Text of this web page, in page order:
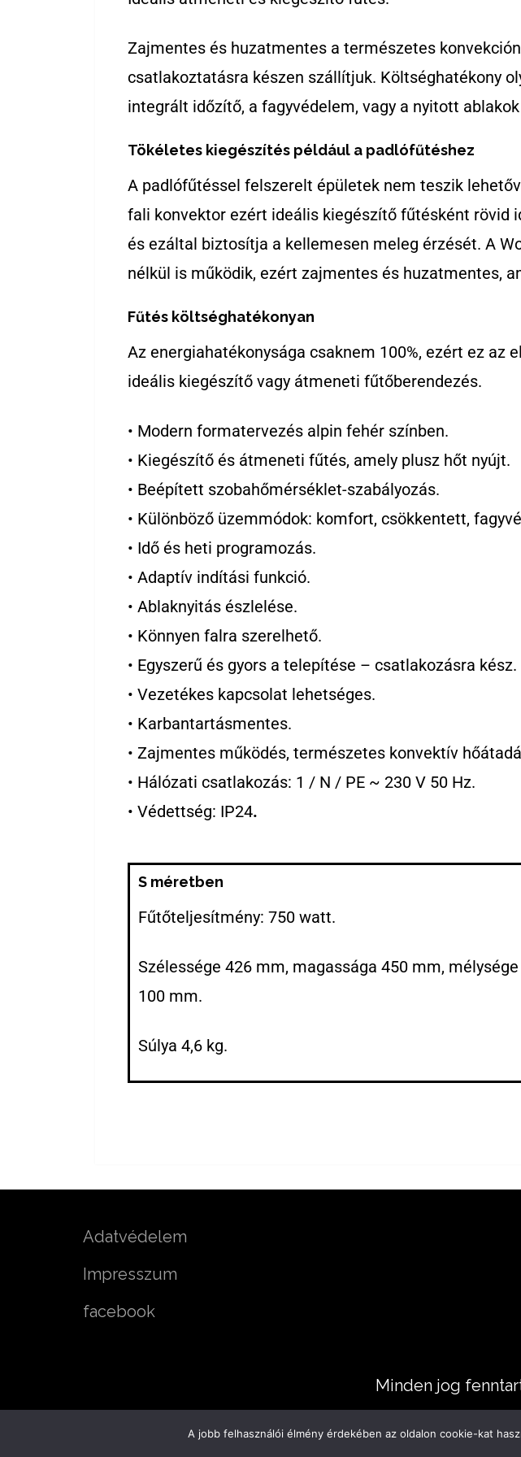
Zajmentes és huzatmentes a természetes
csatlakoztatásra készen szállítjuk. Költséghatékony
integrált időzítő, a fagyvédelem, vagy a nyitott
Tökéletes kiegészítés például a padlófűtéshez
A padlófűtéssel felszerelt épületek nem teszik
fali konvektor ezért ideális kiegészítő fűtésként rövid
és ezáltal biztosítja a kellemesen meleg érzését. A
nélkül is működik, ezért zajmentes és huzatmentes,
Fűtés költséghatékonyan
Az energiahatékonysága csaknem 100%, ezért ez az
ideális kiegészítő vagy átmeneti fűtőberendezés.
• Modern formatervezés alpin fehér színben.
• Kiegészítő és átmeneti fűtés, amely plusz hőt nyújt.
• Beépített szobahőmérséklet-szabályozás.
• Különböző üzemmódok: komfort, csökkentett,
• Idő és heti programozás.
• Adaptív indítási funkció.
• Ablaknyitás észlelése.
• Könnyen falra szerelhető.
• Egyszerű és gyors a telepítése – csatlakozásra kész.
• Vezetékes kapcsolat lehetséges.
• Karbantartásmentes.
• Zajmentes működés, természetes konvektív
• Hálózati csatlakozás: 1 / N / PE ~ 230 V 50 Hz.
• Védettség: IP24.
S méretben
Fűtőteljesítmény: 750 watt.
Szélessége 426 mm, magassága 450 mm, mélysége
100 mm.
Súlya 4,6 kg.
Adatvédelem
Impresszum
facebook
Minden jog
A jobb felhasználói élmény érdekében az oldalon cookie-kat